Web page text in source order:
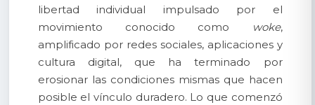
libertad individual impulsado por el
movimiento conocido como
woke,
amplificado por redes sociales, aplicaciones y
cultura digital, que ha terminado por
erosionar las condiciones mismas que hacen
posible el vínculo duradero. Lo que comenzó